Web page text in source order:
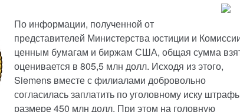
По информации, полученной от
представителей Министерства юстиции и
ценным бумагам и биржам США, общая сумма
оценивается в 805,5 млн долл. Исходя из этого,
Siemens вместе с филиалами добровольно
согласилась заплатить по уголовному иску
размере 450 млн долл. При этом на головную